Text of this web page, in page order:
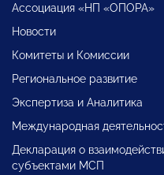
Ассоциация «НП «ОПОРА»
Новости
Комитеты и Комиссии
Региональное развитие
Экспертиза и Аналитика
Международная
Декларация о
субъектами МСП